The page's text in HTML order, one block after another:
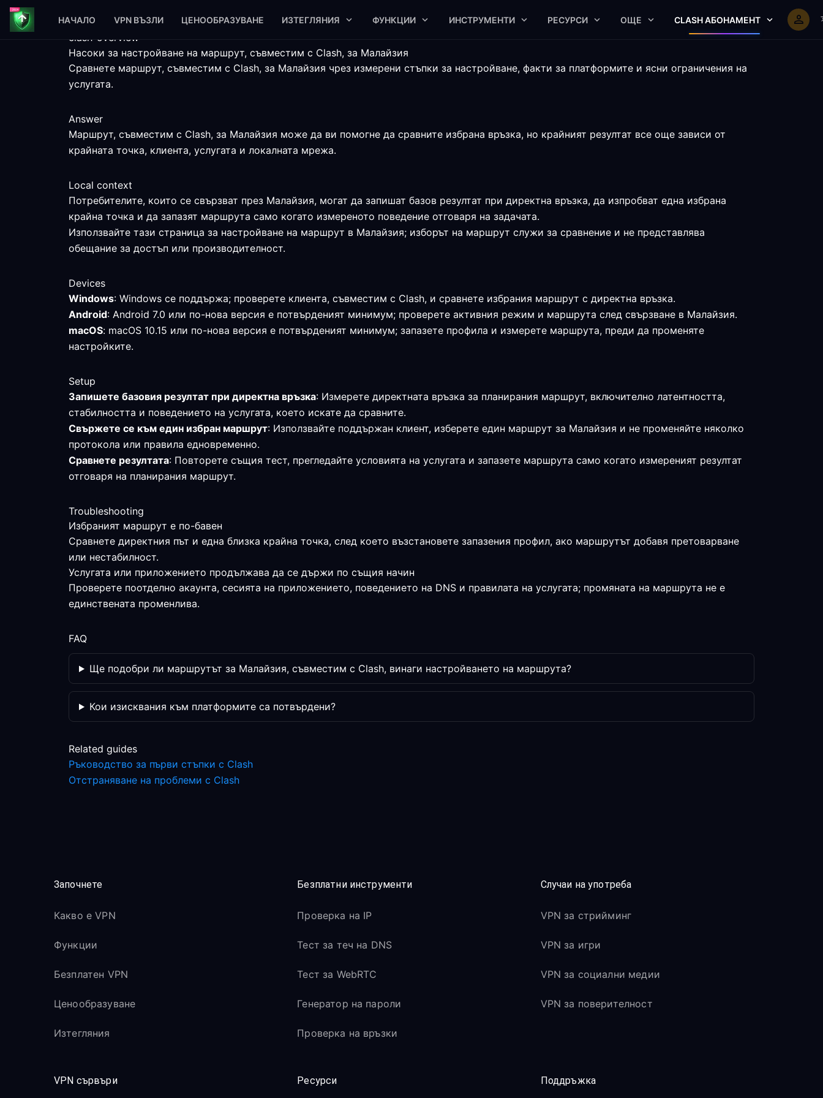
НАЧАЛО VPN ВЪЗЛИ ЦЕНООБРАЗУВАНЕ ИЗТЕГЛЯНИЯ ФУНКЦИИ ИНСТРУМЕНТИ РЕСУРСИ ОЩЕ CLASH АБОНАМЕНТ
clash-overview
Насоки за настройване на маршрут, съвместим с Clash, за Малайзия
Сравнете маршрут, съвместим с Clash, за Малайзия чрез измерени стъпки за настройване, факти за платформите и ясни ограничения на
услугата.
Answer
Маршрут, съвместим с Clash, за Малайзия може да ви помогне да сравните избрана връзка, но крайният резултат все още зависи от
крайната точка, клиента, услугата и локалната мрежа.
Local context
Потребителите, които се свързват през Малайзия, могат да запишат базов резултат при директна връзка, да изпробват една избрана
крайна точка и да запазят маршрута само когато измереното поведение отговаря на задачата.
Използвайте тази страница за настройване на маршрут в Малайзия; изборът на маршрут служи за сравнение и не представлява
обещание за достъп или производителност.
Devices
Windows: Windows се поддържа; проверете клиента, съвместим с Clash, и сравнете избрания маршрут с директна връзка.
Android: Android 7.0 или по-нова версия е потвърденият минимум; проверете активния режим и маршрута след свързване в Малайзия.
macOS: macOS 10.15 или по-нова версия е потвърденият минимум; запазете профила и измерете маршрута, преди да променяте
настройките.
Setup
Запишете базовия резултат при директна връзка: Измерете директната връзка за планирания маршрут, включително латентността,
стабилността и поведението на услугата, което искате да сравните.
Свържете се към един избран маршрут: Използвайте поддържан клиент, изберете един маршрут за Малайзия и не променяйте няколко
протокола или правила едновременно.
Сравнете резултата: Повторете същия тест, прегледайте условията на услугата и запазете маршрута само когато измереният резултат
отговаря на планирания маршрут.
Troubleshooting
Избраният маршрут е по-бавен
Сравнете директния път и една близка крайна точка, след което възстановете запазения профил, ако маршрутът добавя претоварване
или нестабилност.
Услугата или приложението продължава да се държи по същия начин
Проверете поотделно акаунта, сесията на приложението, поведението на DNS и правилата на услугата; промяната на маршрута не е
единствената променлива.
FAQ
Ще подобри ли маршрутът за Малайзия, съвместим с Clash, винаги настройването на маршрута?
Кои изисквания към платформите са потвърдени?
Related guides
Ръководство за първи стъпки с Clash
Отстраняване на проблеми с Clash
Започнете
Какво е VPN
Функции
Безплатен VPN
Ценообразуване
Изтегляния
Безплатни инструменти
Проверка на IP
Тест за теч на DNS
Тест за WebRTC
Генератор на пароли
Проверка на връзки
Случаи на употреба
VPN за стрийминг
VPN за игри
VPN за социални медии
VPN за поверителност
VPN сървъри Ресурси Поддръжка